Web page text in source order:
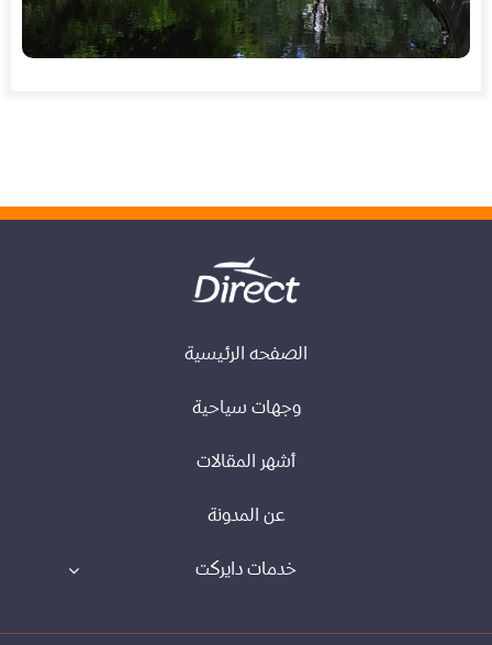
الصفحه الرئيسية
وجهات سياحية
أشهر المقالات
عن المدونة
خدمات دايركت